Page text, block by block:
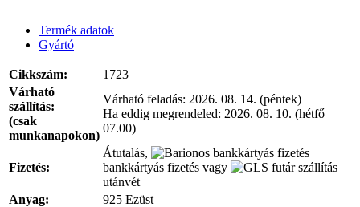
Termék adatok
Gyártó
Cikkszám:
1723
Várható
szállítás:
(csak
munkanapokon)
Várható feladás: 2026. 08. 14. (péntek)
Ha eddig megrendeled: 2026. 08. 10. (hétfő
07.00)
Fizetés:
Átutalás,
bankkártyás fizetés vagy
utánvét
Anyag:
925 Ezüst